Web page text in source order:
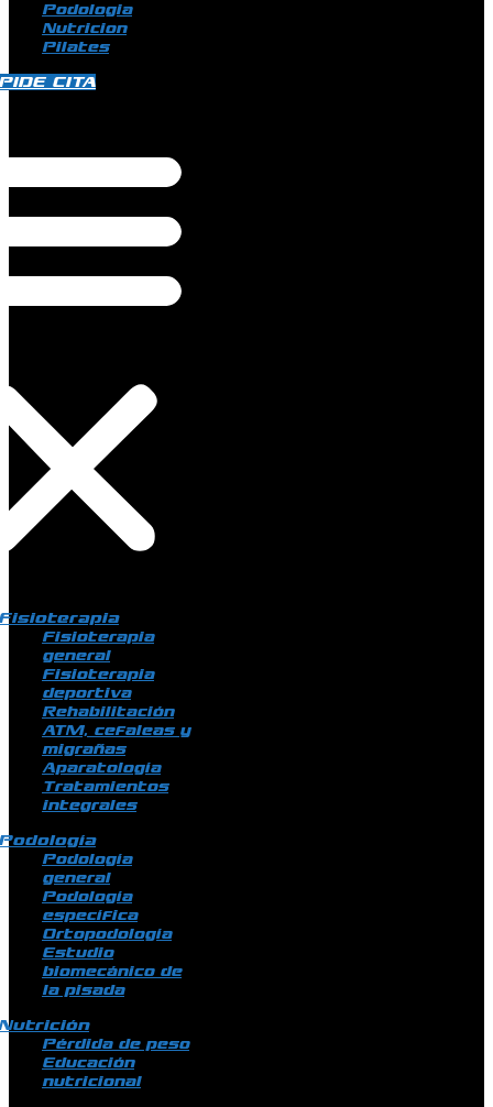
Podologia
Nutricion
Pilates
CITA
Fisioterapia
general
Fisioterapia
deportiva
Rehabilitación
ATM, cefaleas y
migrañas
Aparatología
Tratamientos
integrales
Podología
general
Podología
específica
Ortopodología
Estudio
biomecánico de
la pisada
Pérdida de peso
Educación
nutricional